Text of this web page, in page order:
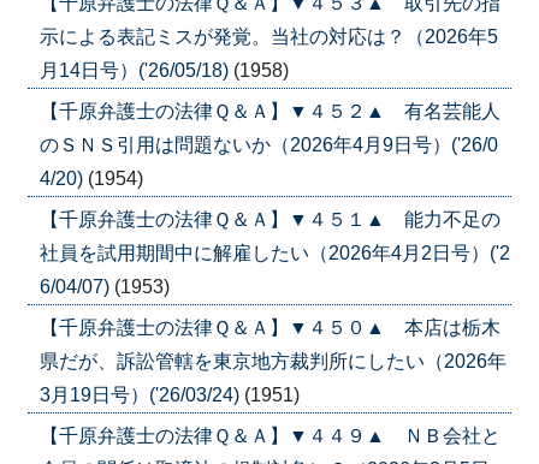
示による表記ミスが発覚。当社の対応は？（2026年5
月14日号）('26/05/18) (1958)
【千原弁護士の法律Ｑ＆Ａ】▼４５２▲ 有名芸能人
のＳＮＳ引用は問題ないか（2026年4月9日号）('26/0
4/20) (1954)
【千原弁護士の法律Ｑ＆Ａ】▼４５１▲ 能力不足の
社員を試用期間中に解雇したい（2026年4月2日号）('2
6/04/07) (1953)
【千原弁護士の法律Ｑ＆Ａ】▼４５０▲ 本店は栃木
県だが、訴訟管轄を東京地方裁判所にしたい（2026年
3月19日号）('26/03/24) (1951)
【千原弁護士の法律Ｑ＆Ａ】▼４４９▲ ＮＢ会社と